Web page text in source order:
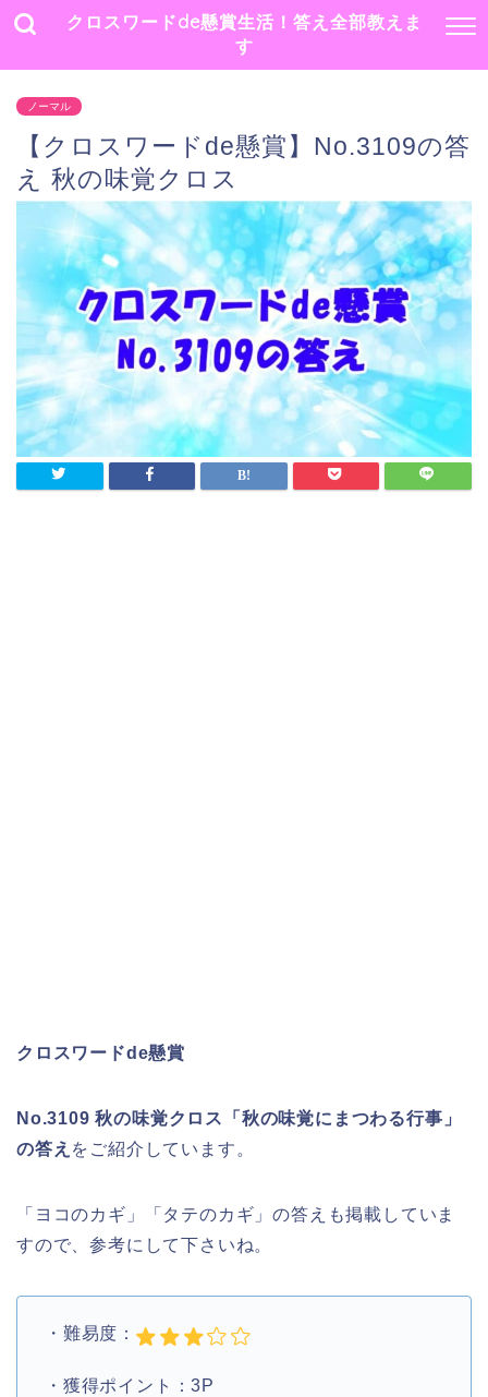
クロスワードde懸賞生活！答え全部教えま
す
ノーマル
【クロスワードde懸賞】No.3109の答
え 秋の味覚クロス
クロスワードde懸賞
No.3109 秋の味覚クロス「秋の味覚にまつわる行事」
の答え をご紹介しています。
「ヨコのカギ」「タテのカギ」の答えも掲載していま
すので、参考にして下さいね。
・難易度：
・獲得ポイント：3P